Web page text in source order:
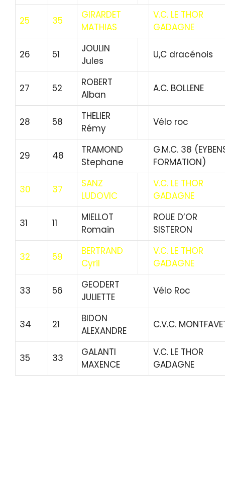
25 35
GIRARDET
MATHIAS
V.C. LE THOR
GADAGNE
26 51
JOULIN
Jules
U,C dracénois
27 52
ROBERT
Alban
A.C. BOLLENE
28 58
THELIER
Rémy
Vélo roc
29 48
TRAMOND
Stephane
G.M.C. 38
FORMATION)
30 37
SANZ
LUDOVIC
V.C. LE THOR
GADAGNE
31 11
MIELLOT
Romain
ROUE D’OR
SISTERON
32 59
BERTRAND
Cyril
V.C. LE THOR
GADAGNE
33 56
GEODERT
JULIETTE
Vélo Roc
34 21
BIDON
ALEXANDRE
C.V.C.
35 33
GALANTI
MAXENCE
V.C. LE THOR
GADAGNE